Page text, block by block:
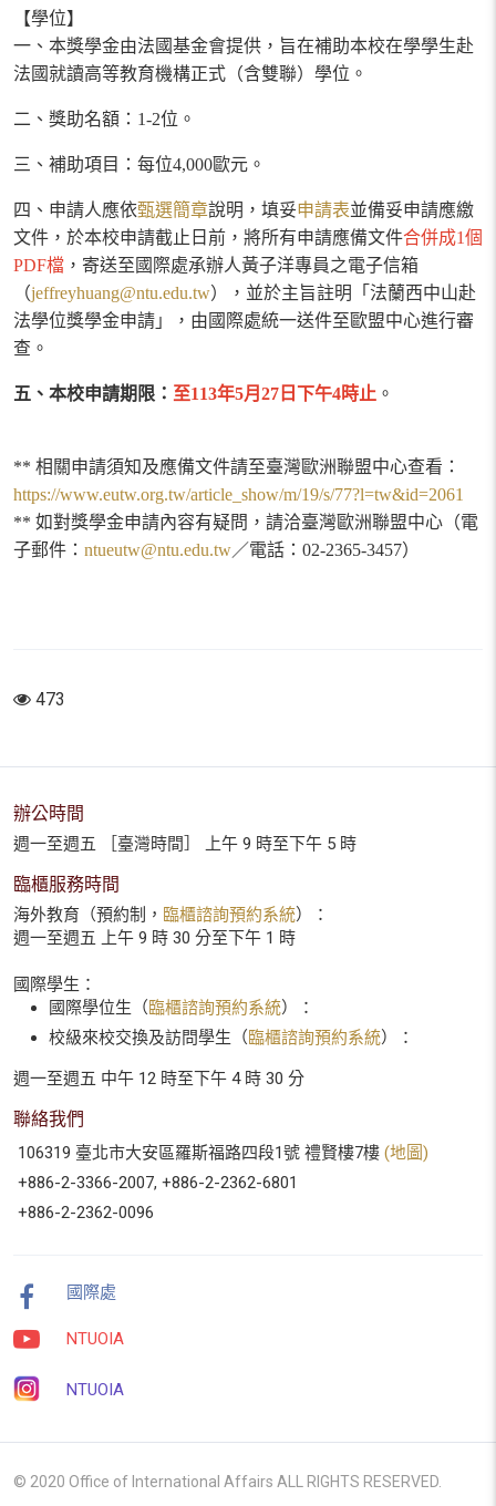
【學位】
一、本獎學金由法國基金會提供，旨在補助本校在學學生赴
法國就讀高等教育機構正式（含雙聯）學位。
二、獎助名額： 1-2位。
三、補助項目：每位4,000歐元。
四、申請人應依甄選簡章說明，填妥申請表並備妥申請應繳
文件，於本校申請截止日前，將所有申請應備文件合併成1個
PDF檔 ，寄送至 國際處承辦人黃子洋專員之電子信箱
（jeffreyhuang@ntu.edu.tw），並於主旨註明「法蘭西中山赴
法學位獎學金申請」，由國際處統一送件至歐盟中心進行審
查。
五、本校申請期限： 至113年5月 27 日下午4時止 。
** 相關申請須知及應備文件請至臺灣歐洲聯盟中心查看：
https://www.eutw.org.tw/article_show/m/19/s/77?l=tw&id=2061
** 如對獎學金申請內容有疑問，請洽臺灣歐洲聯盟中心（電
子郵件： ntueutw@ntu.edu.tw／電話： 02-2365-3457）
473
辦公時間
週一至週五 ［臺灣時間］ 上午 9 時至下午 5 時
臨櫃服務時間
海外教育（預約制， 臨櫃諮詢預約系統）：
週一至週五 上午 9 時 30 分至下午 1 時
國際學生：
國際學位生（臨櫃諮詢預約系統）：
校級來校交換及訪問學生（臨櫃諮詢預約系統）：
週一至週五 中午 12 時至下午 4 時 30 分
聯絡我們
106319 臺北市大安區羅斯福路四段1號 禮賢樓7樓 (地圖)
+886-2-3366-2007, +886-2-2362-6801
+886-2-2362-0096
國際處
NTUOIA
NTUOIA
© 2020 Office of International Affairs ALL RIGHTS RESERVED.